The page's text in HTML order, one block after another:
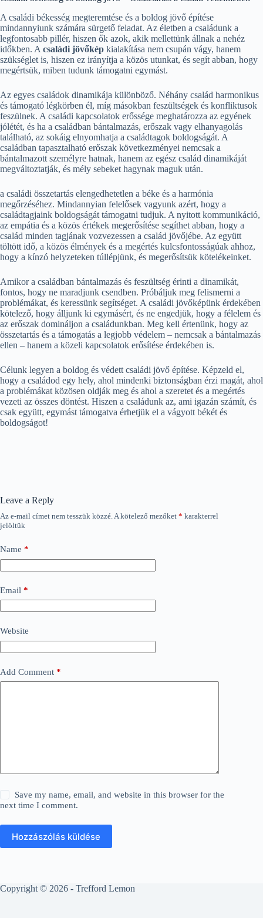
A családi békesség megteremtése és a boldog jövő építése
mindannyiunk számára sürgető feladat. Az életben a családunk a
legfontosabb pillér, hiszen ők azok, akik mellettünk állnak a nehéz
időkben. A családi jövőkép kialakítása nem csupán vágy, hanem
szükséglet is, hiszen ez irányítja a közös utunkat, és segít abban, hogy
megértsük, miben tudunk támogatni egymást.
Az egyes családok dinamikája különböző. Néhány család harmonikus
és támogató légkörben él, míg másokban feszültségek és konfliktusok
feszülnek. A családi kapcsolatok erőssége meghatározza az egyének
jólétét, és ha a családban bántalmazás, erőszak vagy elhanyagolás
található, az sokáig elnyomhatja a családtagok boldogságát. A
családban tapasztalható erőszak következményei nemcsak a
bántalmazott személyre hatnak, hanem az egész család dinamikáját
megváltoztatják, és mély sebeket hagynak maguk után.
a családi összetartás elengedhetetlen a béke és a harmónia
megőrzéséhez. Mindannyian felelősek vagyunk azért, hogy a
családtagjaink boldogságát támogatni tudjuk. A nyitott kommunikáció,
az empátia és a közös értékek megerősítése segíthet abban, hogy a
család minden tagjának vozvezessen a család jövőjébe. Az együtt
töltött idő, a közös élmények és a megértés kulcsfontosságúak ahhoz,
hogy a kínzó helyzeteken túllépjünk, és megerősítsük kötelékeinket.
Amikor a családban bántalmazás és feszültség érinti a dinamikát,
fontos, hogy ne maradjunk csendben. Próbáljuk meg felismerni a
problémákat, és keressünk segítséget. A családi jövőképünk érdekében
kötelező, hogy álljunk ki egymásért, és ne engedjük, hogy a félelem és
az erőszak domináljon a családunkban. Meg kell értenünk, hogy az
összetartás és a támogatás a legjobb védelem – nemcsak a bántalmazás
ellen – hanem a közeli kapcsolatok erősítése érdekében is.
Célunk legyen a boldog és védett családi jövő építése. Képzeld el,
hogy a családod egy hely, ahol mindenki biztonságban érzi magát, ahol
a problémákat közösen oldják meg és ahol a szeretet és a megértés
vezeti az összes döntést. Hiszen a családunk az, ami igazán számít, és
csak együtt, egymást támogatva érhetjük el a vágyott békét és
boldogságot!
Leave a Reply
Az e-mail címet nem tesszük közzé.A kötelező mezőket * karakterrel
jelöltük
Name *
Email *
Website
Add Comment *
Save my name, email, and website in this browser for the
next time I comment.
Hozzászólás küldése
Copyright © 2026 - Trefford Lemon